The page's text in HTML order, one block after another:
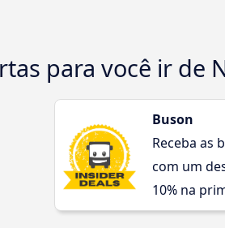
para você ir de
Buson
Receba as
com um
10% na
compra!